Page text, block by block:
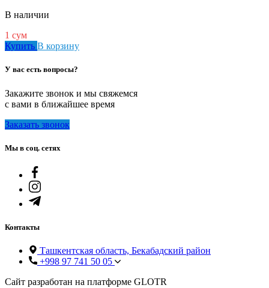
В наличии
1 сум
Купить В корзину
У вас есть вопросы?
Закажите звонок и мы свяжемся
с вами в ближайшее время
Заказать звонок
Мы в соц. сетях
Контакты
Ташкентская область, Бекабадский район
+998 97 741 50 05
Сайт разработан на платформе GLOTR